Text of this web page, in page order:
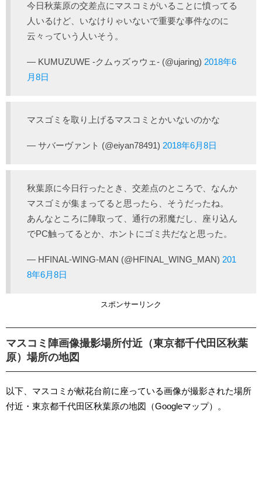
今日秋葉原の交差点にマスコミがいることに憤ってる
人いるけど、いなけりゃいないで重要な事件なのに
云々っていう人いそう。
— KUMUZUWE -クムゥズゥウェ- (@ujaring) 2018年6
月8日
マスゴミを取り上げるマスコミとかいないのかな
— サバーヴァント (@eiyan78491) 2018年6月8日
秋葉原に今日行ったとき、交差点のところで、なんか
マスゴミが集まってると思ったら、そうだったね。
あんなところに陣取って、通行の邪魔だし、座り込ん
でPC触ってるとか、ホントにゴミ共だなと思った。
— HFINAL-WING-MAN (@HFINAL_WING_MAN) 201
8年6月8日
スポンサーリンク
マスコミ陣画像撮影場所付近（東京都千代田区秋葉
原）場所の地図
以下、マスコミが献花台前に座っている画像が撮影された場所
付近・東京都千代田区秋葉原の地図（Googleマップ）。